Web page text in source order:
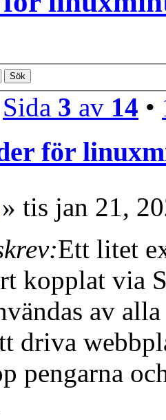
Sida 3 av 14 •
för
» tis jan 21,
Ett litet
kopplat via
av
driva
pengarna